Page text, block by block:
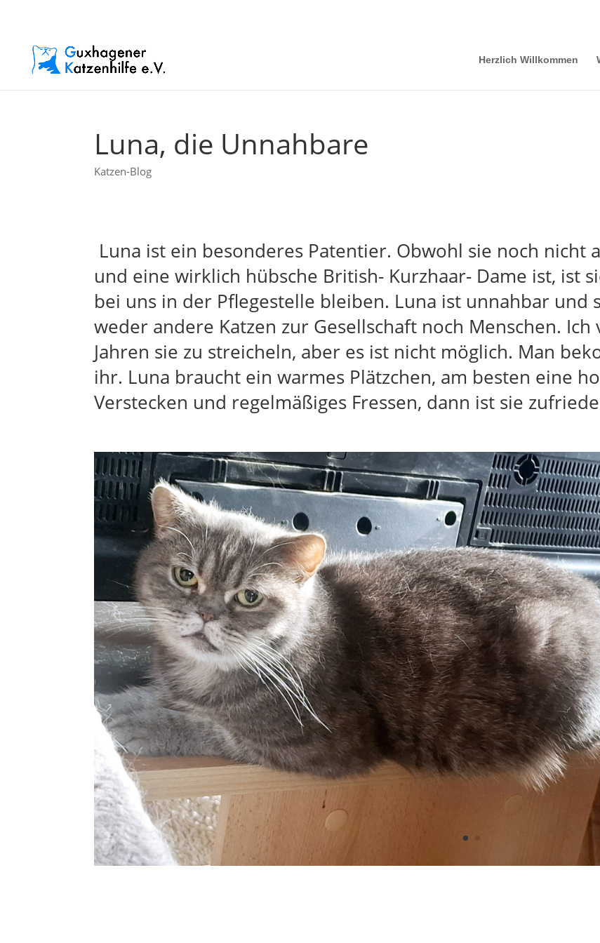
Herzlich Willkommen
Luna, die Unnahbare
Katzen-Blog
Luna ist ein besonderes Patentier. Obwohl sie noch nicht
und eine wirklich hübsche British- Kurzhaar- Dame ist, ist
bei uns in der Pflegestelle bleiben. Luna ist unnahbar und
weder andere Katzen zur Gesellschaft noch Menschen.
Jahren sie zu streicheln, aber es ist nicht möglich. Man
ihr. Luna braucht ein warmes Plätzchen, am besten eine
Verstecken und regelmäßiges Fressen, dann ist sie